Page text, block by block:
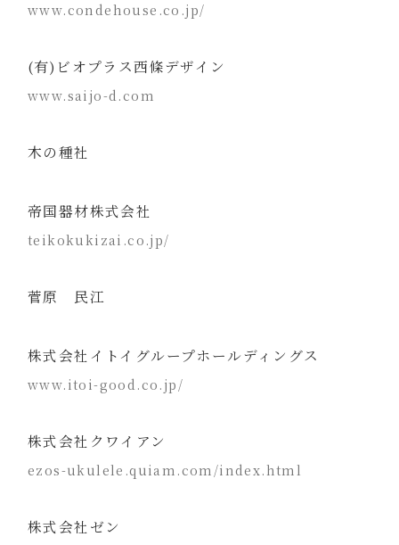
www.condehouse.co.jp/
(有)ビオプラス西條デザイン
www.saijo-d.com
木の種社
帝国器材株式会社
teikokukizai.co.jp/
菅原 民江
株式会社イトイグループホールディングス
www.itoi-good.co.jp/
株式会社クワイアン
ezos-ukulele.quiam.com/index.html
株式会社ゼン